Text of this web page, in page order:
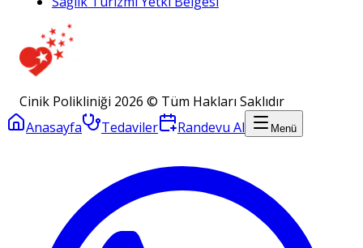
Cinik Polikliniği 2026 © Tüm Hakları Saklıdır
Anasayfa
Tedaviler Randevu Al Menü